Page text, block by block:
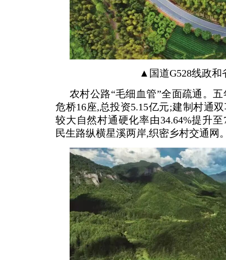
▲国道G528线政和
农村公路“毛细血管”全面疏通。
危桥16座,总投资5.15亿元;建制村通
较大自然村通硬化率由34.64%提升
民生路纵横星溪两岸,织密乡村交通网